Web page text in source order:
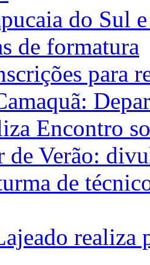
do Sul
de formatura
para
Encontro
de Verão:
de
realiza